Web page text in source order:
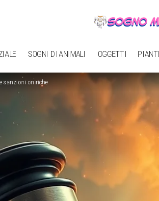
SOGNI DI ANIMALI OGGETTI
sanzioni oniriche